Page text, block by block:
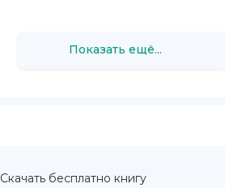
Показать ещё...
Скачать бесплатно книгу